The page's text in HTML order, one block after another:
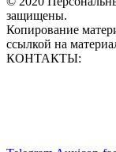
защищены.
Копирование
ссылкой на
КОНТАКТЫ: